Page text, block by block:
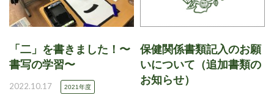
「二」を書きました！〜
書写の学習〜
2022.10.17 2021年度
保健関係書類記入のお願
いについて（追加書類の
お知らせ）